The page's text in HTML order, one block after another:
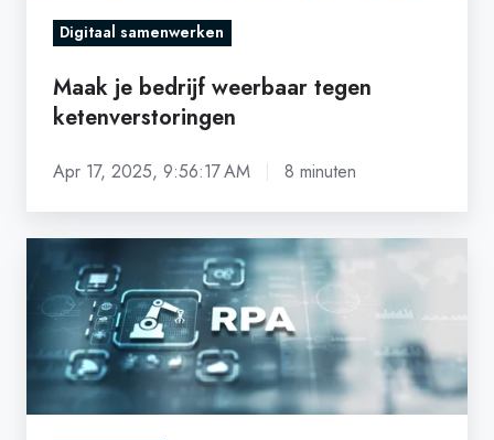
Digitaal samenwerken
Maak je bedrijf weerbaar tegen
ketenverstoringen
Apr 17, 2025, 9:56:17 AM 8 minuten
Robotic
Process
Automation